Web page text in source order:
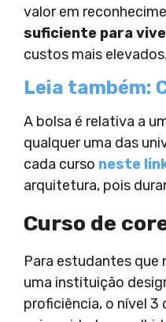
valor em
suficiente para
custos mais elevados.
Leia também:
A bolsa é relativa a
qualquer uma das
cada curso neste
arquitetura, pois
Curso de
Para estudantes que
uma instituição
proficiência, o nível 3